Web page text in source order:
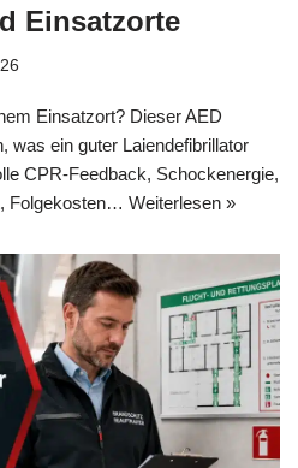
Einsatzorte
Einsatzort? Dieser AED
was ein guter Laiendefibrillator
CPR-Feedback, Schockenergie,
Folgekosten… Weiterlesen »